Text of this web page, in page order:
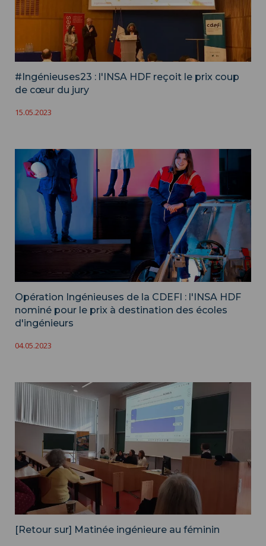
#Ingénieuses23 : l'INSA HDF reçoit le prix coup
de cœur du jury
15.05.2023
Opération Ingénieuses de la CDEFI : l'INSA HDF
nominé pour le prix à destination des écoles
d'ingénieurs
04.05.2023
[Retour sur] Matinée ingénieure au féminin